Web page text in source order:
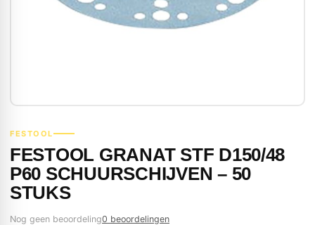
FESTOOL
FESTOOL GRANAT STF D150/48
P60 SCHUURSCHIJVEN – 50
STUKS
Nog geen beoordeling0 beoordelingen